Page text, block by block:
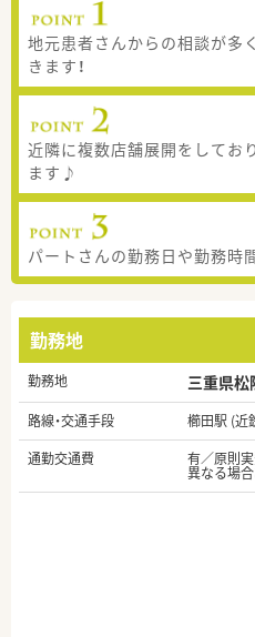
地元患者さんからの相談が多
きます！
近隣に複数店舗展開をしてお
ます♪
パートさんの勤務日や勤務時
勤務地
勤務地 三重県
路線・交通手段
櫛田駅 (近
通勤交通費
有／原則
異なる場